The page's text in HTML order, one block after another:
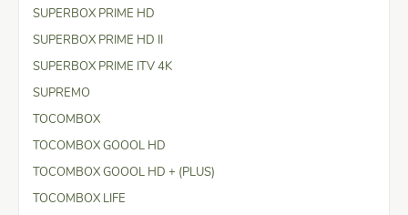
SUPERBOX PRIME HD
SUPERBOX PRIME HD II
SUPERBOX PRIME ITV 4K
SUPREMO
TOCOMBOX
TOCOMBOX GOOOL HD
TOCOMBOX GOOOL HD + (PLUS)
TOCOMBOX LIFE